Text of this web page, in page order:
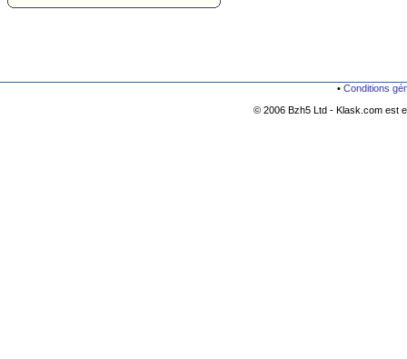
• Conditions
© 2006 Bzh5 Ltd - Klask.com est